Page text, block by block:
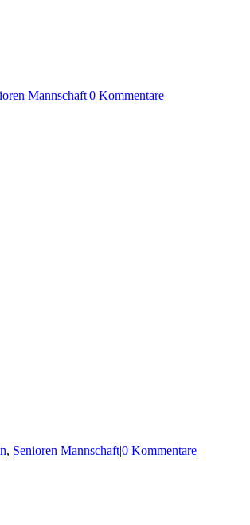
Mannschaft|0 Kommentare
, Senioren Mannschaft|0 Kommentare